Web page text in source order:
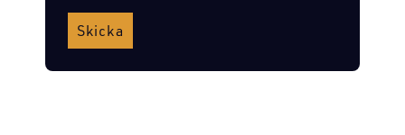
Skicka